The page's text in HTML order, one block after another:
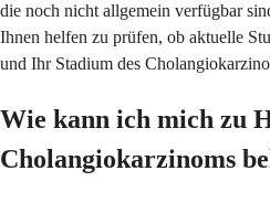
die noch nicht allgemein verfügbar
Ihnen helfen zu prüfen, ob aktuelle
und Ihr Stadium des
Wie kann ich mich zu
Cholangiokarzinoms